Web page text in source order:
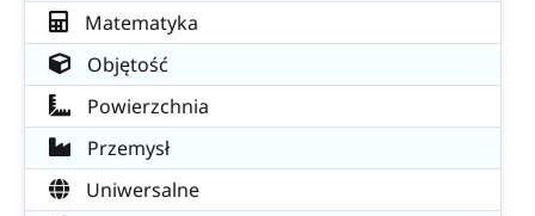
Matematyka
Objętość
Powierzchnia
Przemysł
Uniwersalne